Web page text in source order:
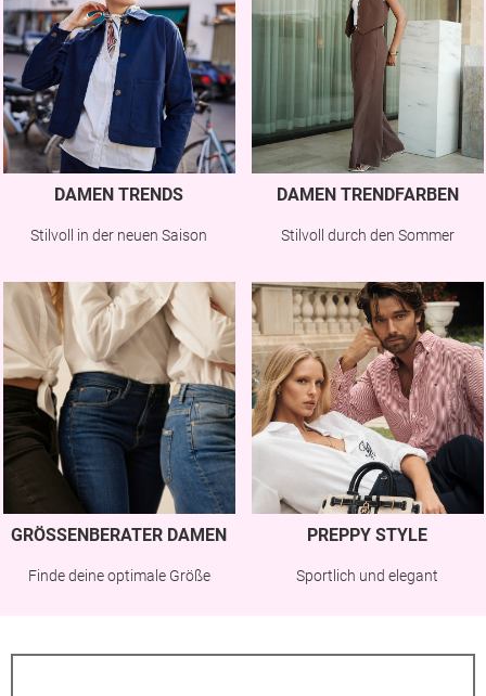
DAMEN TRENDS
Stilvoll in der neuen Saison
DAMEN TRENDFARBEN
Stilvoll durch den Sommer
GRÖSSENBERATER DAMEN
Finde deine optimale Größe
PREPPY STYLE
Sportlich und elegant